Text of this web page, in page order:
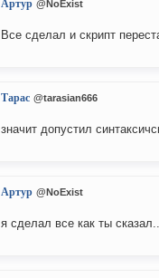
Артур @NoExist
Все сделал и скрипт
Тарас @tarasian666
значит допустил
Артур @NoExist
я сделал все как ты